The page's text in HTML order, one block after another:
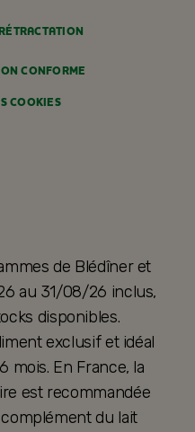
CONFORME
COOKIES
de Blédîner et
au 31/08/26 inclus,
disponibles.
exclusif et idéal
mois. En France, la
est recommandée
du lait